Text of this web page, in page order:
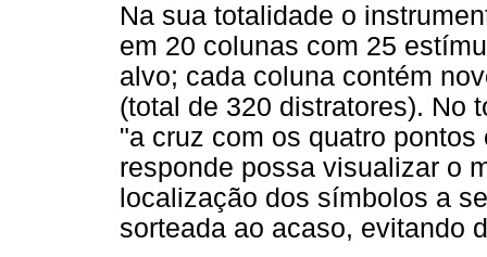
Na sua totalidade o
em 20 colunas com 25
alvo; cada coluna contém
(total de 320 distratores). No
"a cruz com os quatro
responde possa visualizar o
localização dos símbolos a
sorteada ao acaso, evitando